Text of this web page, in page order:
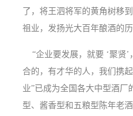
了，将王泗将军的黄角树移
祖业，发扬光大百年酿酒的
“企业要发展，就要 ‘聚贤’
合的，有才华的人，我们携
业”已成为全国各大中型酒厂
型、酱香型和五粮型陈年老